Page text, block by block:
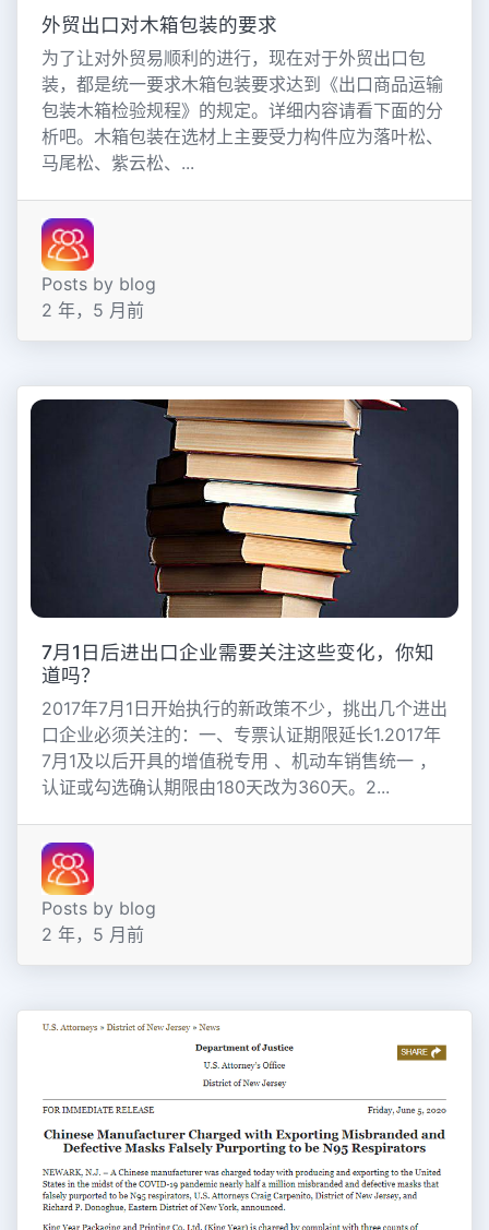
外贸出口对木箱包装的要求
为了让对外贸易顺利的进行，现在对于外贸出口包
装，都是统一要求木箱包装要求达到《出口商品运输
包装木箱检验规程》的规定。详细内容请看下面的分
析吧。木箱包装在选材上主要受力构件应为落叶松、
马尾松、紫云松、...
Posts by blog
2 年，5 月前
7月1日后进出口企业需要关注这些变化，你知
道吗？
2017年7月1日开始执行的新政策不少，挑出几个进出
口企业必须关注的：一、专票认证期限延长1.2017年
7月1及以后开具的增值税专用 、机动车销售统一 ，
认证或勾选确认期限由180天改为360天。2...
Posts by blog
2 年，5 月前